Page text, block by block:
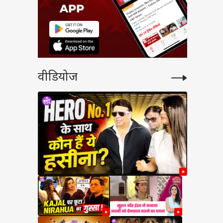
वीडियोज